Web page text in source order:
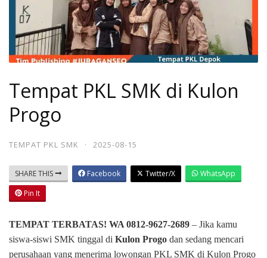
Tempat PKL SMK di Kulon
Progo
TEMPAT PKL SMK · 2025-08-15
SHARE THIS Facebook Twitter/X
WhatsApp
Pin It
TEMPAT TERBATAS! WA 0812-9627-2689 – Jika kamu
siswa-siswi SMK tinggal di Kulon Progo dan sedang mencari
perusahaan yang menerima lowongan PKL SMK di Kulon Progo